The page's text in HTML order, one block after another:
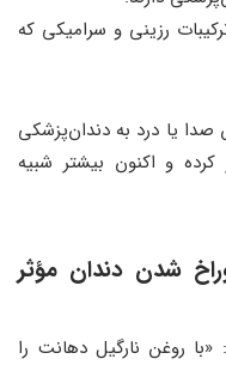
رزینی و سرامیکی که
یا درد به دندان‌پزشکی
کرده و اکنون بیشتر شبیه
شدن دندان مؤثر
روغن نارگیل دهانت را